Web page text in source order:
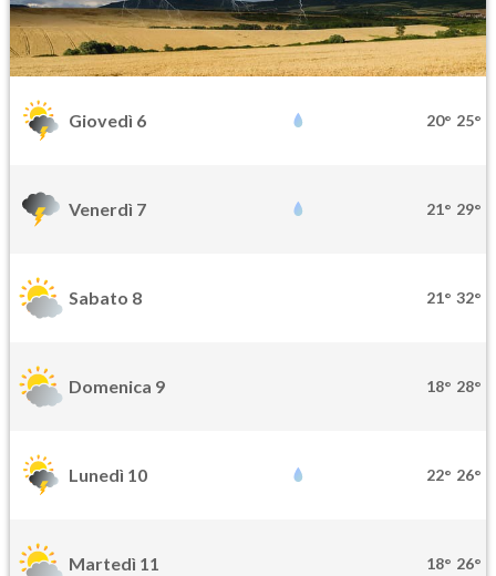
Giovedì 6 20° 25°
Venerdì 7 21° 29°
Sabato 8 21° 32°
Domenica 9 18° 28°
Lunedì 10 22° 26°
Martedì 11 18° 26°